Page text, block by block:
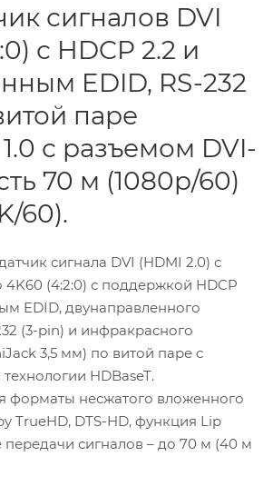
сигналов DVI
с HDCP 2.2 и
EDID, RS-232
паре
с разъемом DVI-
70 м (1080p/60)
60).
сигнала DVI (HDMI 2.0) с
(4:2:0) с поддержкой HDCP
EDID, двунаправленного
(3-pin) и инфракрасного
3,5 мм) по витой паре с
HDBaseT.
форматы несжатого вложенного
TrueHD, DTS-HD, функция Lip
передачи сигналов – до 70 м (40 м